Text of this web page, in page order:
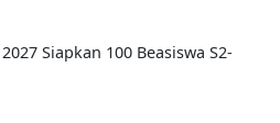
Siapkan 100 Beasiswa S2-